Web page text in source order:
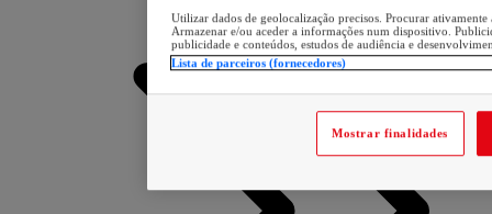
Utilizar dados de geolocalização precisos. Procurar
Armazenar e/ou aceder a informações num dispositivo.
publicidade e conteúdos, estudos de audiência e
Lista de parceiros (fornecedores)
Mostrar finalidades